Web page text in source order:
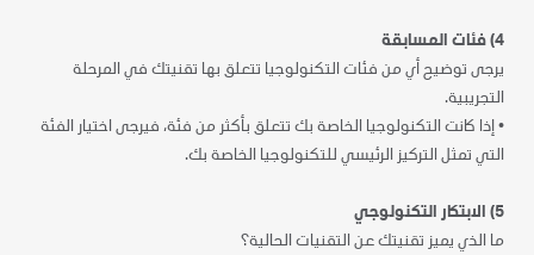
4) فئات المسابقة
يرجى توضيح أي من فئات التكنولوجيا تتعلق بها تقنيتك في المرحلة
التجريبية.
• إذا كانت التكنولوجيا الخاصة بك تتعلق بأكثر من فئة، فيرجى اختيار الفئة
التي تمثل التركيز الرئيسي للتكنولوجيا الخاصة بك.
5) الابتكار التكنولوجي
ما الذي يميز تقنيتك عن التقنيات الحالية؟